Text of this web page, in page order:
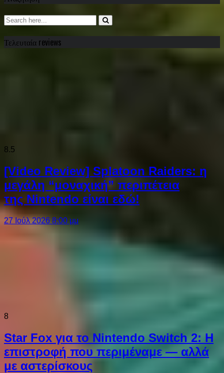
Τελευταία reviews
8.5
[Video Review] Splatoon Raiders: η
μεγάλη “μοναχική” περιπέτεια
της Nintendo είναι εδώ!
27 Ιούλ 2026 8:00 μμ
8
Star Fox για το Nintendo Switch 2: Η
επιστροφή που περιμέναμε — αλλά
με αστερίσκους